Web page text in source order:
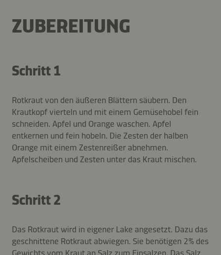
ZUBEREITUNG
Schritt 1
Rotkraut von den äußeren Blättern säubern. Den
Krautkopf vierteln und mit einem Gemüsehobel fein
schneiden. Apfel und Orange waschen. Apfel
entkernen und fein hobeln. Die Zesten der halben
Orange mit einem Zestenreißer abnehmen.
Apfelscheiben und Zesten unter das Kraut mischen.
Schritt 2
Das Rotkraut wird in eigener Lake angesetzt. Dazu das
geschnittene Rotkraut abwiegen. Sie benötigen 2% des
Gewichts vom Kraut an Salz zum Einsalzen. Das Salz